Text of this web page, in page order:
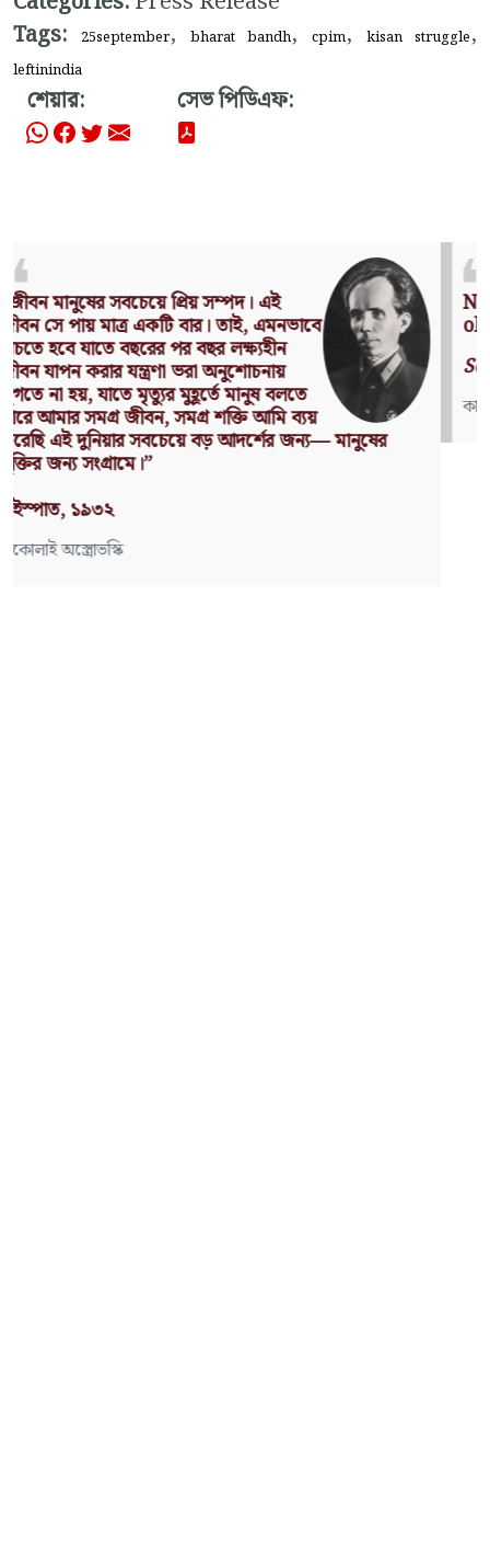
Tags:
25september, bharat bandh, cpim, kisan struggle,
leftinindia
শেয়ার: সেভ পিডিএফ:
Nothing can have value without being an
object of utility.
Source: Das Kapital (Volume I, Chapter 1)
কার্ল মার্কস